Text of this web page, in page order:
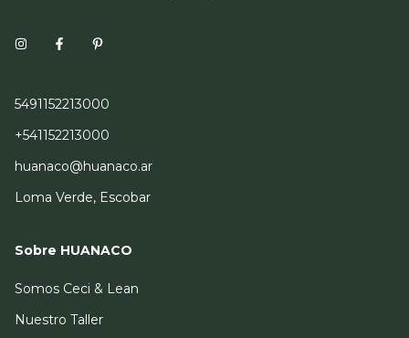
5491152213000
+541152213000
huanaco@huanaco.ar
Loma Verde, Escobar
Sobre HUANACO
Somos Ceci & Lean
Nuestro Taller